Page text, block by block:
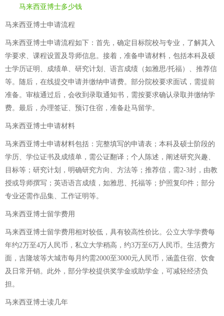
马来西亚博士多少钱
马来西亚博士申请流程
马来西亚博士申请流程如下：首先，确定目标院校与专业，了解其入
学要求、课程设置及导师信息。接着，准备申请材料，包括本科及硕
士学历证明、成绩单、研究计划、语言成绩（如雅思/托福）、推荐信
等。随后，在线提交申请并缴纳申请费。部分院校要求面试，需提前
准备。审核通过后，会收到录取通知书，需按要求确认录取并缴纳学
费。最后，办理签证、预订住宿，准备赴马留学。
马来西亚博士申请材料
马来西亚博士申请材料包括：完整填写的申请表；本科及硕士阶段的
学历、学位证书及成绩单，需公证翻译；个人陈述，阐述研究兴趣、
目标等；研究计划，明确研究方向、方法等；推荐信，需2-3封，由教
授或导师撰写；英语语言成绩，如雅思、托福等；护照复印件；部分
专业还需作品集、工作证明等。
马来西亚博士留学费用
马来西亚博士留学费用相对较低，具有较高性价比。公立大学学费每
年约2万至4万人民币，私立大学稍高，约3万至6万人民币。生活费方
面，吉隆坡等大城市每月约需2000至3000元人民币，涵盖住宿、饮食
及日常开销。此外，部分学校提供奖学金或助学金，可减轻经济负
担。
马来西亚博士读几年